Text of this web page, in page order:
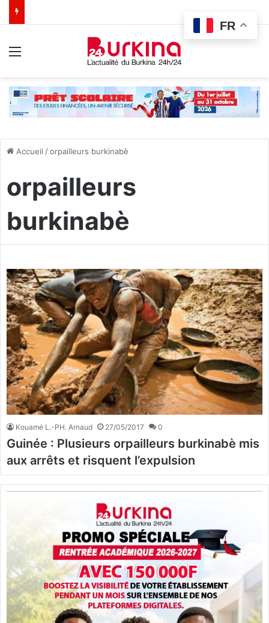
Accueil /orpailleurs burkinabè
orpailleurs
burkinabè
Kouamé L.-PH. Arnaud 27/05/2017 0
Guinée : Plusieurs orpailleurs burkinabè mis
aux arrêts et risquent l’expulsion
FR